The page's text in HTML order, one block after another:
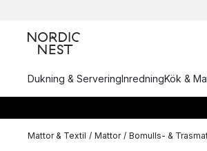
Dukning & ServeringInredningKök &
Mattor & Textil / Mattor / Bomulls- &